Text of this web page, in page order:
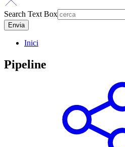
Search Text Box
Inici
Pipeline